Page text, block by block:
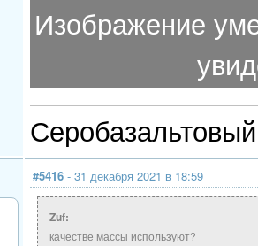
Изображение
#5416 - 31 декабря 2021 в 18:59
Zuf:
качестве массы используют?